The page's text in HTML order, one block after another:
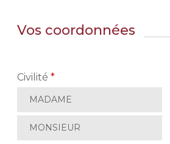
Vos coordonnées
Civilité*
MADAME
MONSIEUR